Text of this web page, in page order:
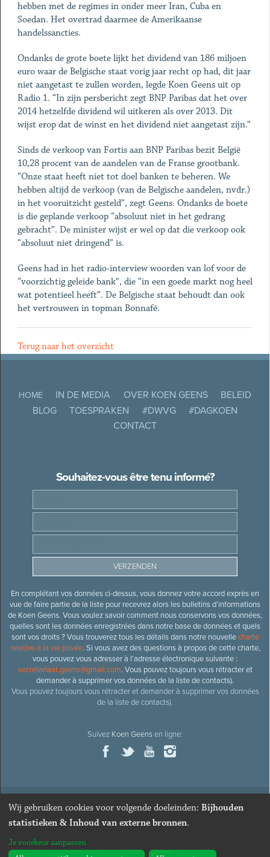
hebben met de regimes in onder meer Iran, Cuba en
Soedan. Het overtrad daarmee de Amerikaanse
handelssancties.
Ondanks de grote boete lijkt het dividend van 186 miljoen
euro waar de Belgische staat vorig jaar recht op had, dit jaar
niet aangetast te zullen worden, legde Koen Geens uit op
Radio 1. “In zijn persbericht zegt BNP Paribas dat het over
2014 hetzelfde dividend wil uitkeren als over 2013. Dit
wijst erop dat de winst en het dividend niet aangetast zijn.”
Sinds de verkoop van Fortis aan BNP Paribas bezit België
10,28 procent van de aandelen van de Franse grootbank.
“Onze staat heeft niet tot doel banken te beheren. We
hebben altijd de verkoop (van de Belgische aandelen, nvdr.)
in het vooruitzicht gesteld”, zegt Geens. Ondanks de boete
is die geplande verkoop “absoluut niet in het gedrang
gebracht”. De minister wijst er wel op dat die verkoop ook
“absoluut niet dringend” is.
Geens had in het radio-interview woorden van lof voor de
“voorzichtig geleide bank”, die “in een goede markt nog heel
wat potentieel heeft”. De Belgische staat behoudt dan ook
het vertrouwen in topman Bonnafé.
Terug naar het overzicht
HOME IN DE MEDIA OVER KOEN GEENS
BELEID
BLOG
TOESPRAKEN #DWVG
#DAGKOEN
CONTACT
Souhaitez-vous être tenu informé?
En complétant vos données ci-dessus, vous donnez votre accord exprès en
vue de faire partie de la liste pour recevrez alors les bulletins d’informations
de Koen Geens. Vous voulez savoir comment nous conservons vos données,
quelles sont les données enregistrées dans notre base de données et quels
sont vos droits ? Vous trouverez tous les détails dans notre nouvellecharte
relative à la vie privée. Si vous avez des questions à propos de cette charte,
vous pouvez vous adresser à l’adresse électronique suivante :
secretariaat.geens@gmail.com. Vous pouvez toujours vous rétracter et
demander à supprimer vos données de la liste de contacts).
Vous pouvez toujours vous rétracter et demander à supprimer vos données
de la liste de contacts).
Suivez Koen Geensen ligne:
© 2026Ancien ministre et député honoraire
Webdesign & développement par Zenjoy de Louvain
Wij gebruiken cookies voor volgende doeleinden: Bijhouden
statistieken & Inhoud van externe bronnen.
Je voorkeur aanpassen